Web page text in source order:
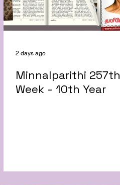
Minnalparithi 257th
Week - 10th Year
2 days ago